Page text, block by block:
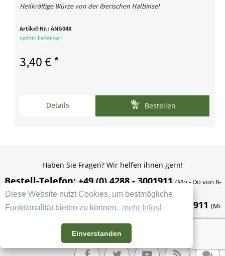
Diese Website nutzt Cookies, um bestmögliche
Funktionalität bieten zu können. mehr Infos!
Einverstanden
Heilkräftige Würze von der iberischen Halbinsel
Artikel-Nr.:ANG04X
sofort lieferbar
3,40 € *
Details Bestellen
Haben Sie Fragen? Wir helfen ihnen gern!
Bestell-Telefon: +49 (0) 4288 - 3001911 (Mo - Do von 8-
13 und 14-16 Uhr) (Fr 8-13 Uhr)
Gärtnerische Beratung: +49 (0) 4288 - 3001911 (Mi
info@kraeuter-und-duftpflanzen.de